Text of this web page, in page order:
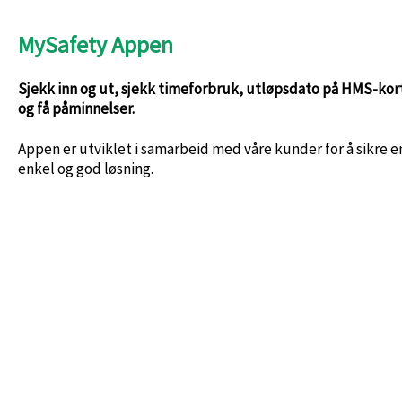
MySafety Appen
Sjekk inn og ut, sjekk timeforbruk, utløpsdato på HMS-
og få påminnelser.
Appen er utviklet i samarbeid med våre kunder for å sikre
enkel og god løsning.